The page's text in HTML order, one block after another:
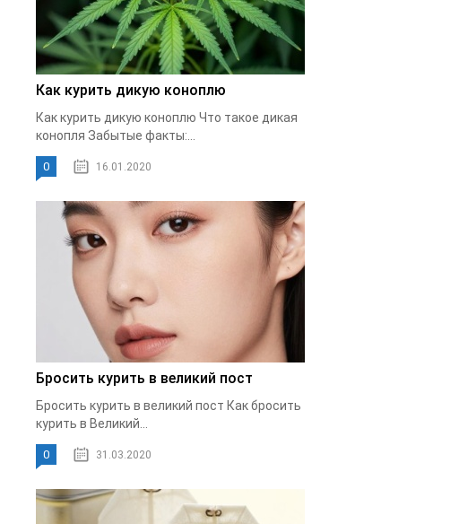
Как курить дикую коноплю
Как курить дикую коноплю Что такое дикая
конопля Забытые факты:...
0 16.01.2020
Бросить курить в великий пост
Бросить курить в великий пост Как бросить
курить в Великий...
0 31.03.2020